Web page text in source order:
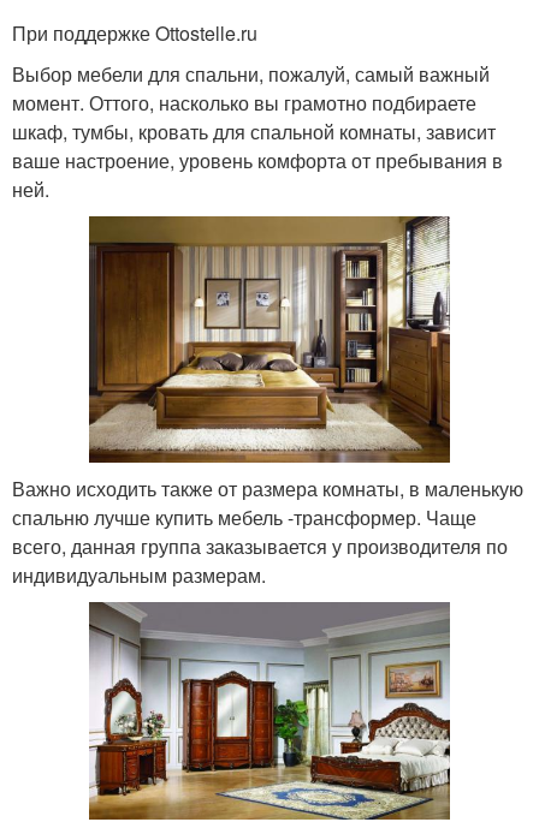
При поддержке Ottostelle.ru
Выбор мебели для спальни, пожалуй, самый важный
момент. Оттого, насколько вы грамотно подбираете
шкаф, тумбы, кровать для спальной комнаты, зависит
ваше настроение, уровень комфорта от пребывания в
ней.
Важно исходить также от размера комнаты, в маленькую
спальню лучше купить мебель -трансформер. Чаще
всего, данная группа заказывается у производителя по
индивидуальным размерам.